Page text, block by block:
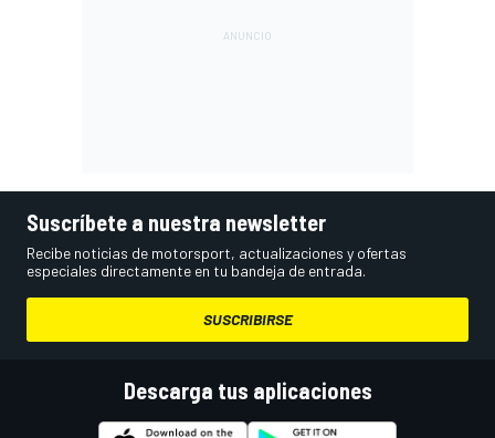
Suscríbete a nuestra newsletter
Recibe noticias de motorsport, actualizaciones y ofertas
especiales directamente en tu bandeja de entrada.
SUSCRIBIRSE
Descarga tus aplicaciones